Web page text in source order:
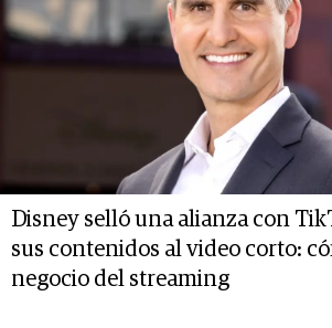
Disney selló una alianza con
sus contenidos al video corto:
negocio del streaming